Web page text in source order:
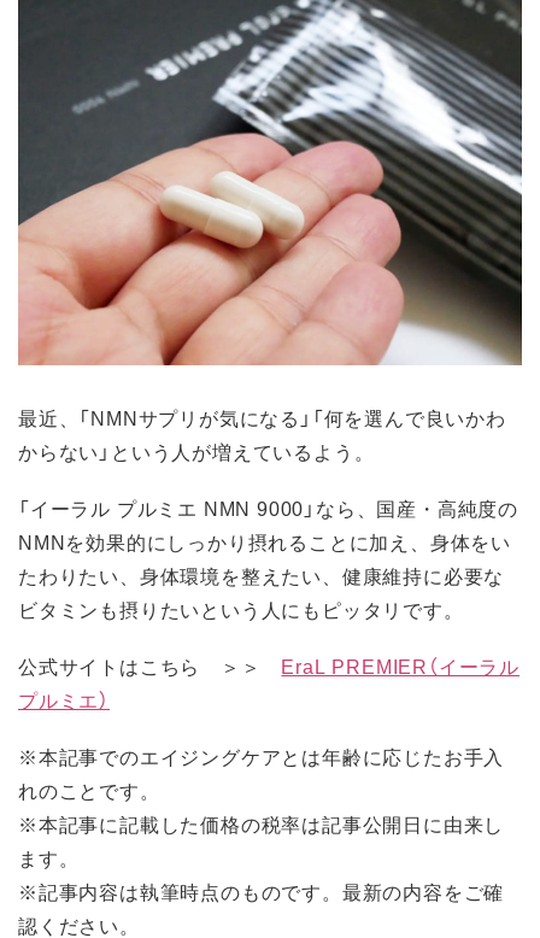
最近、「NMNサプリが気になる」「何を選んで良いかわ
からない」という人が増えているよう。
「イーラル プルミエ NMN 9000」なら、国産・高純度の
NMNを効果的にしっかり摂れることに加え、身体をい
たわりたい、身体環境を整えたい、健康維持に必要な
ビタミンも摂りたいという人にもピッタリです。
公式サイトはこちら ＞＞ EraL PREMIER（イーラル
プルミエ）
※本記事でのエイジングケアとは年齢に応じたお手入
れのことです。
※本記事に記載した価格の税率は記事公開日に由来し
ます。
※記事内容は執筆時点のものです。最新の内容をご確
認ください。